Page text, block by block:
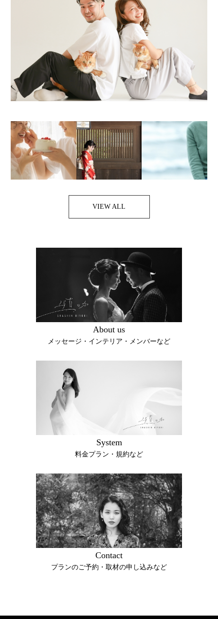
VIEW ALL
About us
メッセージ・インテリア・メンバーなど
System
料金プラン・規約など
Contact
プランのご予約・取材の申し込みなど